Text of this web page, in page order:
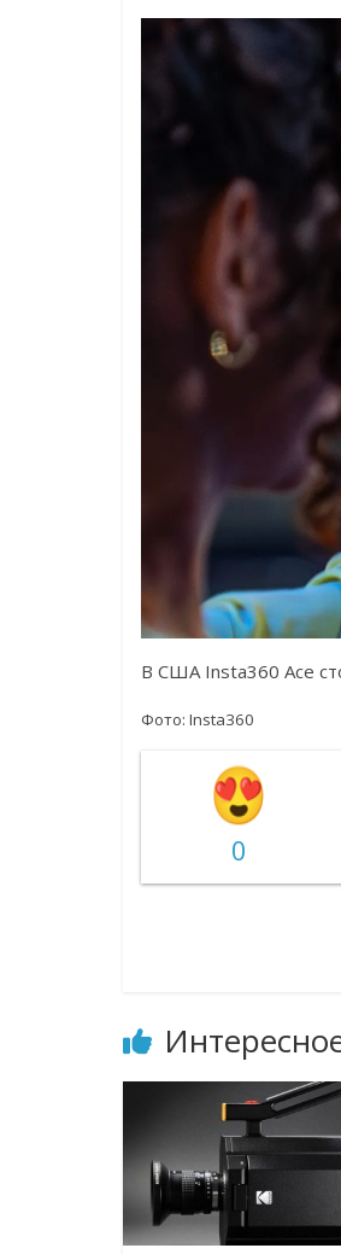
В США Insta360 Ace
Фото: Insta360
0